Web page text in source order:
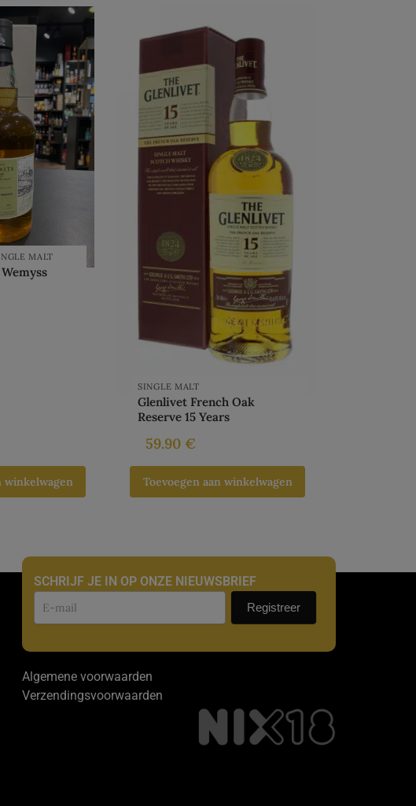
MALT
winkelwagen
SINGLE MALT
Glenlivet French Oak
Reserve 15 Years
59.90 €
Toevoegen aan winkelwagen
SCHRIJF JE IN OP ONZE NIEUWSBRIEF
Nieuwsbrief Registreer
Algemene voorwaarden
Verzendingsvoorwaarden